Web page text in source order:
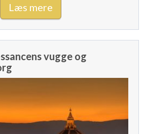
Læs mere
vugge og